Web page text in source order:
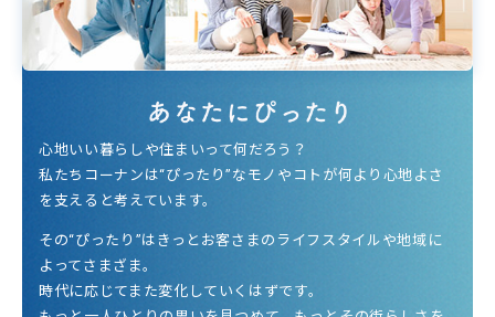
心地いい暮らしや住まいって何だろう？
私たちコーナンは“ぴったり”なモノやコトが何より心地よさ
を支えると考えています。
その“ぴったり”はきっとお客さまのライフスタイルや地域に
よってさまざま。
時代に応じてまた変化していくはずです。